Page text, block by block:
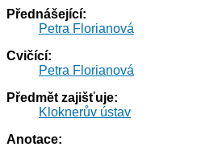
Přednášející:
Petra Florianová
Cvičící:
Petra Florianová
Předmět zajišťuje:
Kloknerův ústav
Anotace: